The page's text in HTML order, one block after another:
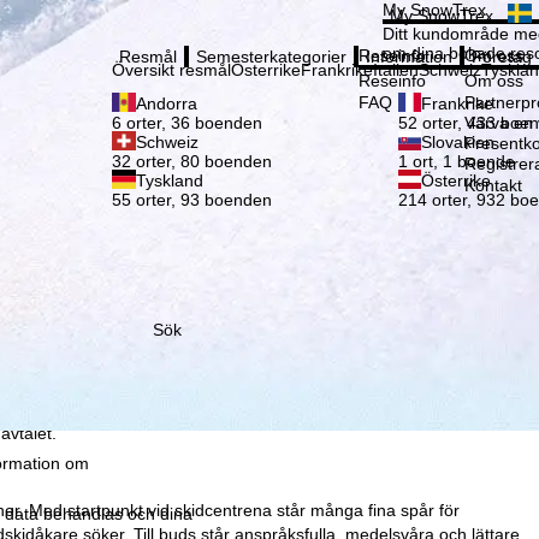
vi – TravelTrex
hjälp av information
för detta (som kan
i tredjeländer
om
behandlas och dina
Registrering
My SnowTrex
My SnowTrex
Ditt kundområde
om dina bokade
Resmål
Översikt resmålÖsterrikeFrankrikeItalienSchweiz
Andorra
6 orter, 36 boenden
Frankrike
52 orter, 433
Schweiz
32 orter, 80 boenden
Slovakien
1 ort, 1 boende
Tyskland
55 orter, 93 boenden
Österrike
214 orter, 932
Semesterkategorier Information
Reseinfo
Reseinfo
FAQ
Företag
Om oss
Om oss
Värva en
Kontakt
Sök
Med startpunkt vid skidcentrena står många fina spår för
söker. Till buds står anspråksfulla, medelsvåra och lättare